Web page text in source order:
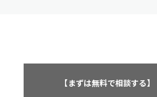
【まずは無料で相談する】